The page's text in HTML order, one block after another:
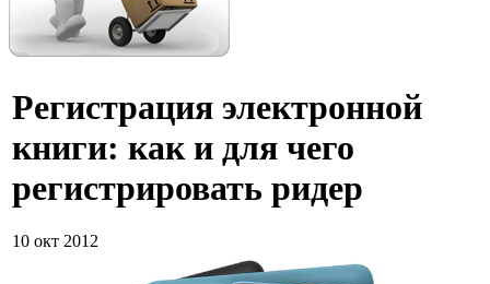
Регистрация электронной
книги: как и для чего
регистрировать ридер
10 окт 2012